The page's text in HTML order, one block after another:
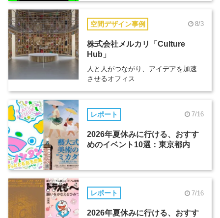
空間デザイン事例 8/3
株式会社メルカリ「Culture
Hub」
人と人がつながり、アイデアを加速
させるオフィス
レポート 7/16
2026年夏休みに行ける、おすす
めのイベント10選：東京都内
レポート 7/16
2026年夏休みに行ける、おすす